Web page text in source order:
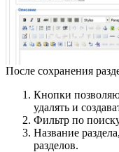
После сохранения
Кнопки
удалять и
Фильтр по
Название
разделов.